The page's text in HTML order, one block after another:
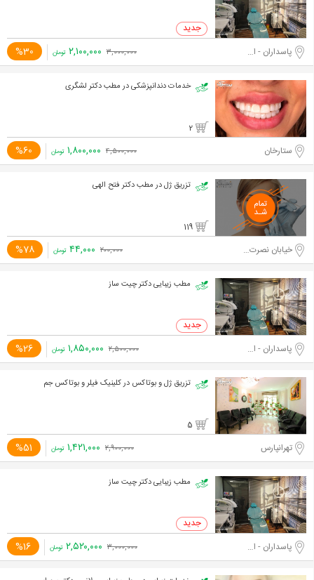
پاسداران - اختیاریه جنوبی %30 ۳,۰۰۰,۰۰۰ ۲,۱۰۰,۰۰۰ تومان
خدمات دندانپزشکی در مطب دکتر لشگری
2
ستارخان %60 ۴,۵۰۰,۰۰۰ ۱,۸۰۰,۰۰۰ تومان
تزریق ژل در مطب دکتر فتح الهی
119
خیابان نصرت غربی %78 ۲۰۰,۰۰۰ ۴۴,۰۰۰ تومان
مطب زیبایی دکتر چیت ساز
پاسداران - اختیاریه جنوبی %26 ۲,۵۰۰,۰۰۰ ۱,۸۵۰,۰۰۰ تومان
تزریق ژل و بوتاکس در کلینیک فیلر و بوتاکس جم
5
تهرانپارس %51 ۲,۹۰۰,۰۰۰ ۱,۴۲۱,۰۰۰ تومان
مطب زیبایی دکتر چیت ساز
پاسداران - اختیاریه جنوبی %16 ۳,۰۰۰,۰۰۰ ۲,۵۲۰,۰۰۰ تومان